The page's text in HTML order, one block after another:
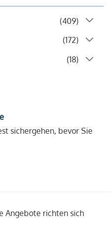
(409)
(172)
(18)
sichergehen, bevor Sie
Angebote richten sich